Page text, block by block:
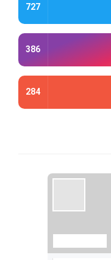
727
386
284